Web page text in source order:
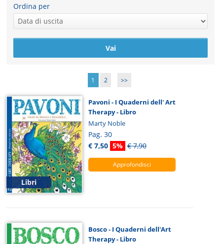
Ordina per
1 2 >>
Libri
Pavoni - I Quaderni dell' Art
Therapy - Libro
Marty Noble
Pag. 30
€ 7,50 5% € 7,90
Approfondisci
Bosco - I Quaderni dell'Art
Therapy - Libro